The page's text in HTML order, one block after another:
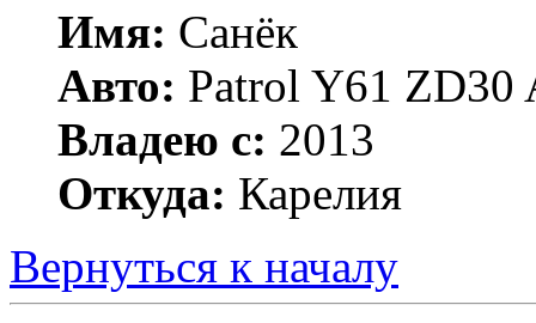
Имя: Санёк
Авто: Patrol Y61 ZD30
Владею с: 2013
Откуда: Карелия
Вернуться к началу